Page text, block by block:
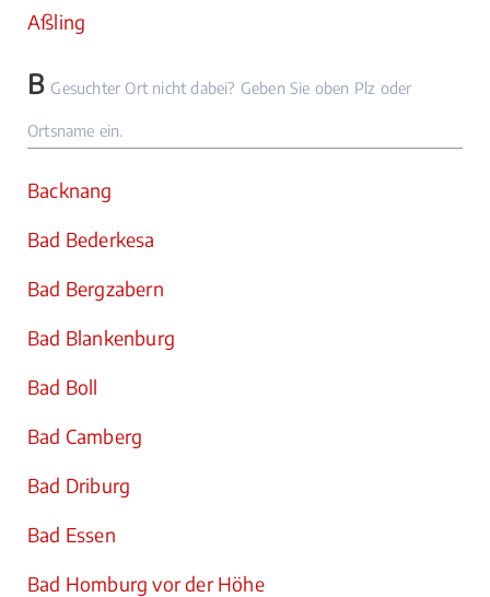
Aßling
B Gesuchter Ort nicht dabei? Geben Sie oben Plz oder
Ortsname ein.
Backnang
Bad Bederkesa
Bad Bergzabern
Bad Blankenburg
Bad Boll
Bad Camberg
Bad Driburg
Bad Essen
Bad Homburg vor der Höhe